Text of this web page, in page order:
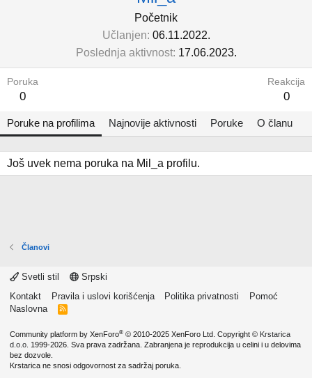
Početnik
Učlanjen 06.11.2022.
Poslednja aktivnost 17.06.2023.
Poruka
0
Reakcija
0
Poruke na profilima Najnovije aktivnosti Poruke O članu
Još uvek nema poruka na Mil_a profilu.
Članovi
Svetli stil
Srpski
Kontakt
Pravila i uslovi korišćenja Politika privatnosti
Pomoć
Naslovna
R
Community platform by XenForo® © 2010-2025 XenForo Ltd. Copyright © Krstarica
d.o.o. 1999-2026. Sva prava zadržana. Zabranjena je reprodukcija u celini i u delovima
bez dozvole.
Krstarica ne snosi odgovornost za sadržaj poruka.